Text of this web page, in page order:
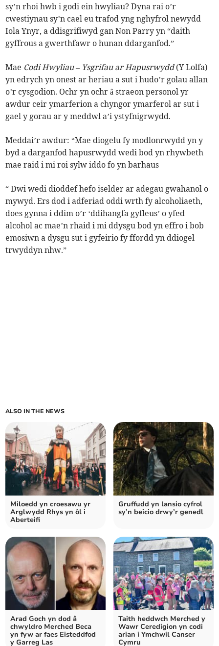
sy’n rhoi hwb i godi ein hwyliau? Dyna rai o’r
cwestiynau sy’n cael eu trafod yng nghyfrol newydd
Iola Ynyr, a ddisgrifiwyd gan Non Parry yn “daith
gyffrous a gwerthfawr o hunan ddarganfod.”
Mae Codi Hwyliau – Ysgrifau ar Hapusrwydd(Y Lolfa)
yn edrych yn onest ar heriau a sut i hudo’r golau allan
o’r cysgodion. Ochr yn ochr â straeon personol yr
awdur ceir ymarferion a chyngor ymarferol ar sut i
gael y gorau ar y meddwl a’i ystyfnigrwydd.
Meddai’r awdur: “Mae diogelu fy modlonrwydd yn y
byd a darganfod hapusrwydd wedi bod yn rhywbeth
mae raid i mi roi sylw iddo fo yn barhaus
“ Dwi wedi dioddef hefo iselder ar adegau gwahanol o
mywyd. Ers dod i adferiad oddi wrth fy alcoholiaeth,
does gynna i ddim o’r ‘ddihangfa gyfleus’ o yfed
alcohol ac mae’n rhaid i mi ddysgu bod yn effro i bob
emosiwn a dysgu sut i gyfeirio fy ffordd yn ddiogel
trwyddyn nhw.”
ALSO IN THE NEWS
Miloedd yn croesawu yr
Arglwydd Rhys yn ôl i
Aberteifi
Gruffudd yn lansio cyfrol
sy’n beicio drwy’r genedl
Arad Goch yn dod â
chwyldro Merched Beca
yn fyw ar faes Eisteddfod
y Garreg Las
Taith heddwch Merched y
Wawr Ceredigion yn codi
arian i Ymchwil Canser
Cymru